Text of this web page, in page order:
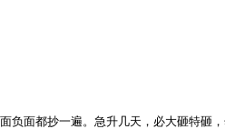
都抄一遍。急升几天，必大砸特